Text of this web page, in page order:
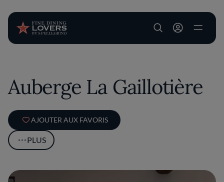
User account
Auberge La Gaillotière
AJOUTER AUX FAVORIS
PLUS